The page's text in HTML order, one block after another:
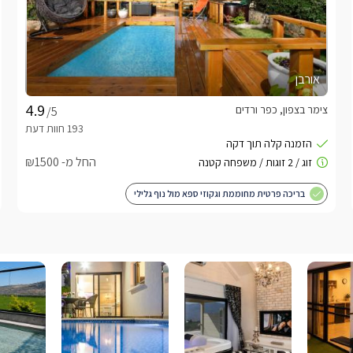
אורבן
/5
צימר בצפון, כפר ורדים
החל מ- ₪1500
בריכה פרטית מחוממת וגקוזי ספא מול נוף גלילי